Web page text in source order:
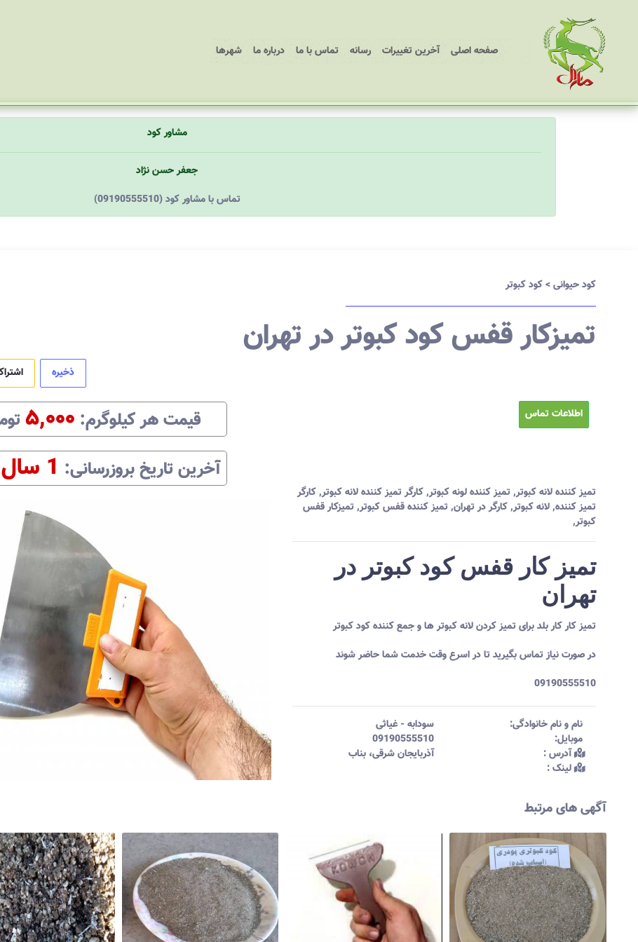
صفحه اصلی
(current) آخرین تغییرات رسانه تماس با ما درباره ما شهرها
مشاور کود
جعفر حسن نژاد
(09190555510) تماس با مشاور کود
کود حیوانی>کود کبوتر
تمیزکار قفس کود کبوتر در تهران
اطلاعات تماس
ذخیره
قیمت هرکیلوگرم:‌ ۵,۰۰۰
آخرین تاریخ بروزرسانی:‌ 1 سال
تمیز کننده لانه کبوتر,تمیز کننده لونه کبوتر,کارگر تمیز کننده لانه کبوتر,کارگر
تمیز کننده,لانه کبوتر,کارگر در تهران,تمیز کننده قفس کبوتر,تمیزکار قفس
کبوتر,
تمیز کار قفس کود کبوتر در
تهران
تمیز کار کار بلد برای تمیز کردن لانه کبوتر ها و جمع کننده کود کبوتر
در صورت نیاز تماس بگیرید تا در اسرع وقت خدمت شما حاضر شوند
09190555510
نام و نام خانوادگی:‌ سودابه - غیاثی
موبایل:‌
09190555510
آدرس :‌
آذربایجان شرقی، بناب
لینک :‌
آگهی های مرتبط